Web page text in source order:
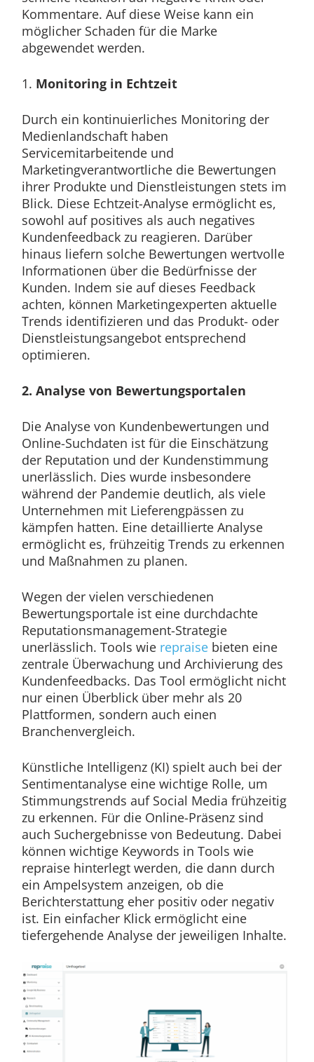
Kommentare. Auf diese Weise kann ein
möglicher Schaden für die Marke
abgewendet werden.
1. Monitoring in Echtzeit
Durch ein kontinuierliches Monitoring der
Medienlandschaft haben
Servicemitarbeitende und
Marketingverantwortliche die Bewertungen
ihrer Produkte und Dienstleistungen stets im
Blick. Diese Echtzeit-Analyse ermöglicht es,
sowohl auf positives als auch negatives
Kundenfeedback zu reagieren. Darüber
hinaus liefern solche Bewertungen wertvolle
Informationen über die Bedürfnisse der
Kunden. Indem sie auf dieses Feedback
achten, können Marketingexperten aktuelle
Trends identifizieren und das Produkt- oder
Dienstleistungsangebot entsprechend
optimieren.
2. Analyse von Bewertungsportalen
Die Analyse von Kundenbewertungen und
Online-Suchdaten ist für die Einschätzung
der Reputation und der Kundenstimmung
unerlässlich. Dies wurde insbesondere
während der Pandemie deutlich, als viele
Unternehmen mit Lieferengpässen zu
kämpfen hatten. Eine detaillierte Analyse
ermöglicht es, frühzeitig Trends zu erkennen
und Maßnahmen zu planen.
Wegen der vielen verschiedenen
Bewertungsportale ist eine durchdachte
Reputationsmanagement-Strategie
unerlässlich. Tools wie repraisebieten eine
zentrale Überwachung und Archivierung des
Kundenfeedbacks. Das Tool ermöglicht nicht
nur einen Überblick über mehr als 20
Plattformen, sondern auch einen
Branchenvergleich.
Künstliche Intelligenz (KI) spielt auch bei der
Sentimentanalyse eine wichtige Rolle, um
Stimmungstrends auf Social Media frühzeitig
zu erkennen. Für die Online-Präsenz sind
auch Suchergebnisse von Bedeutung. Dabei
können wichtige Keywords in Tools wie
repraise hinterlegt werden, die dann durch
ein Ampelsystem anzeigen, ob die
Berichterstattung eher positiv oder negativ
ist. Ein einfacher Klick ermöglicht eine
tiefergehende Analyse der jeweiligen Inhalte.